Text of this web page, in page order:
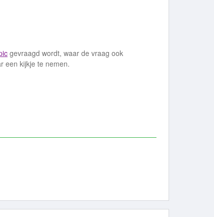
gevraagd wordt, waar de vraag ook
een kijkje te nemen.